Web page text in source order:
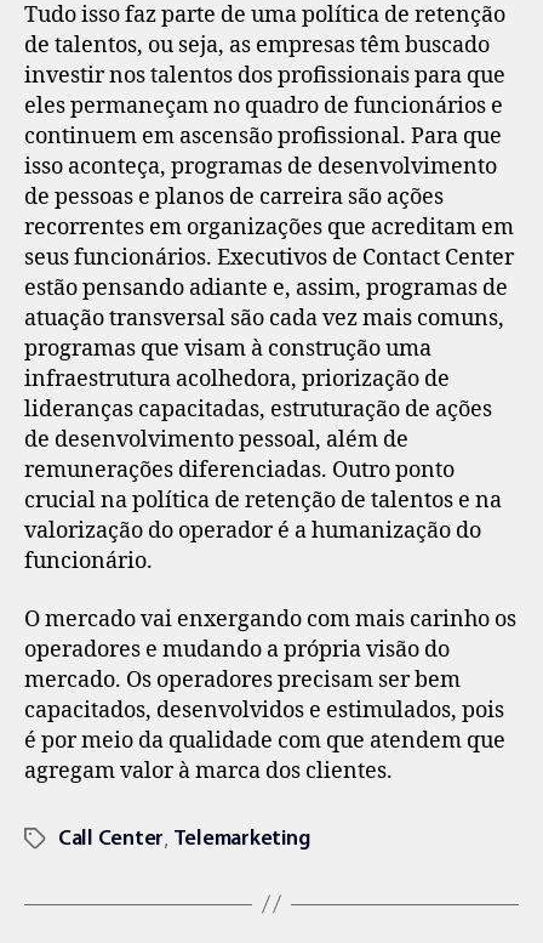
Tudo isso faz parte de uma política de retenção
de talentos, ou seja, as empresas têm buscado
investir nos talentos dos profissionais para que
eles permaneçam no quadro de funcionários e
continuem em ascensão profissional. Para que
isso aconteça, programas de desenvolvimento
de pessoas e planos de carreira são ações
recorrentes em organizações que acreditam em
seus funcionários. Executivos de Contact Center
estão pensando adiante e, assim, programas de
atuação transversal são cada vez mais comuns,
programas que visam à construção uma
infraestrutura acolhedora, priorização de
lideranças capacitadas, estruturação de ações
de desenvolvimento pessoal, além de
remunerações diferenciadas. Outro ponto
crucial na política de retenção de talentos e na
valorização do operador é a humanização do
funcionário.
O mercado vai enxergando com mais carinho os
operadores e mudando a própria visão do
mercado. Os operadores precisam ser bem
capacitados, desenvolvidos e estimulados, pois
é por meio da qualidade com que atendem que
agregam valor à marca dos clientes.
Call Center, Telemarketing